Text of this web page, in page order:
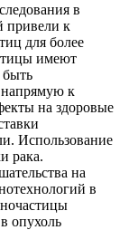
в
привели к
для более
имеют
быть
напрямую к
на здоровые
Использование
рака.
на
в
опухоль